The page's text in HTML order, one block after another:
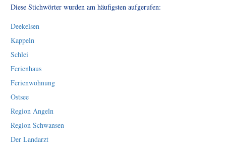
Diese Stichwörter wurden am häufigsten aufgerufen:
Deekelsen
Kappeln
Schlei
Ferienhaus
Ferienwohnung
Ostsee
Region Angeln
Region Schwansen
Der Landarzt